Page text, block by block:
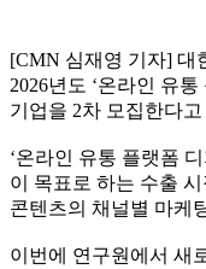
[CMN 심재영 기자] 대
2026년도 ‘온라인 유
기업을 2차 모집한다
‘온라인 유통 플랫폼
이 목표로 하는 수출
콘텐츠의 채널별 마케
이번에 연구원에서 새